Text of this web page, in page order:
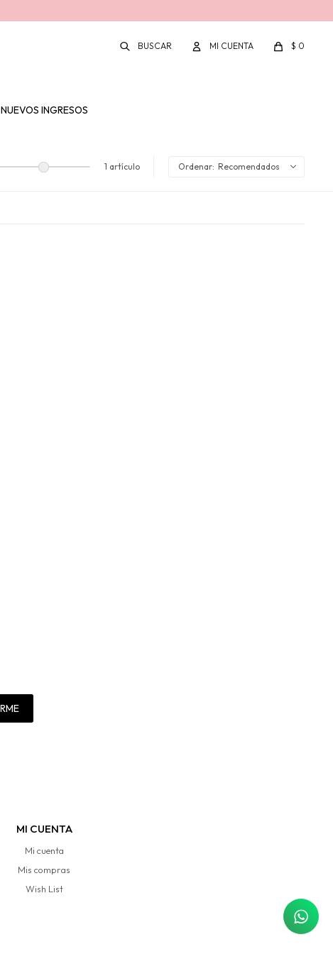
NUEVOS INGRESOS
$ 0
1 artículo Recomendados
MI CUENTA
Mi cuenta
Mis compras
Wish List